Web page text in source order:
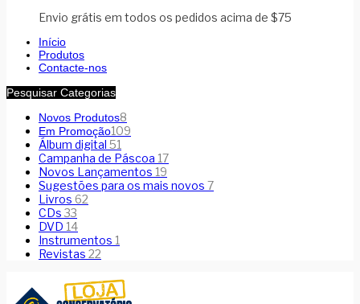
Envio grátis em todos os pedidos acima de $75
Início
Produtos
Contacte-nos
Pesquisar Categorias
Novos Produtos8
Em Promoção109
Álbum digital 51
Campanha de Páscoa 17
Novos Lançamentos 19
Sugestões para os mais novos 7
Livros 62
CDs33
DVD 14
Instrumentos 1
Revistas 22